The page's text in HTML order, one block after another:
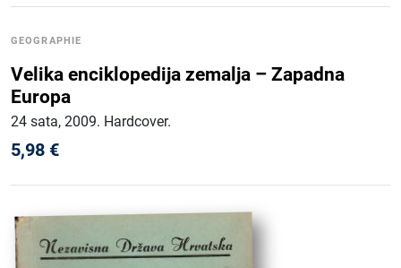
GEOGRAPHIE
Velika enciklopedija zemalja – Zapadna
Europa
24 sata, 2009. Hardcover.
5,98 €